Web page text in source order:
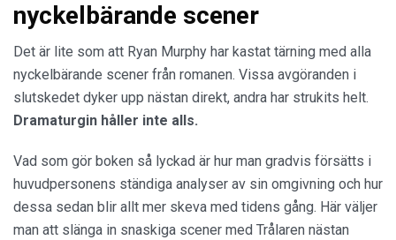
nyckelbärande scener
Det är lite som att Ryan Murphy har kastat tärning med alla
nyckelbärande scener från romanen. Vissa avgöranden i
slutskedet dyker upp nästan direkt, andra har strukits helt.
Dramaturgin håller inte alls.
Vad som gör boken så lyckad är hur man gradvis försätts i
huvudpersonens ständiga analyser av sin omgivning och hur
dessa sedan blir allt mer skeva med tidens gång. Här väljer
man att slänga in snaskiga scener med Trålaren nästan